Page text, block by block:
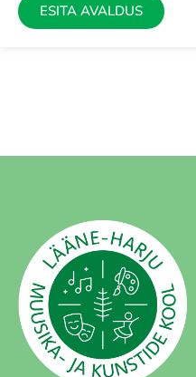
ESITA AVALDUS